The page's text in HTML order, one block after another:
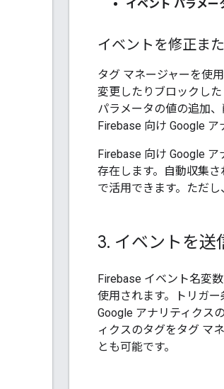
イベント パラメー
イベントを修正ま
タグ マネージャーを使
変更したりブロックし
パラメータの値の追加
Firebase 向け Google ア
Firebase 向け Google
存在します。自動収集
で活用できます。ただし
3. イベントを送
Firebase イベント名変
使用されます。トリガ
Google アナリティクス
ィクスのタグをタグ マ
とも可能です。